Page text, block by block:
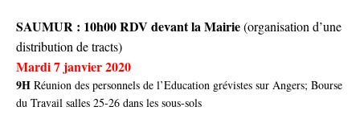
SAUMUR : 10h00 RDV devant la Mairie(organisation d’une
distribution de tracts)
Mardi 7 janvier 2020
9H Réunion des personnels de l’Education grévistes sur Angers; Bourse
du Travail salles 25-26 dans les sous-sols